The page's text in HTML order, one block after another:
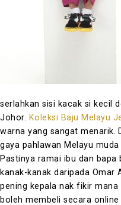
serlahkan sisi kacak si kecil
Johor.
Koleksi Baju Melayu
warna yang sangat menarik.
gaya pahlawan Melayu
Pastinya ramai ibu dan bapa
kanak-kanak daripada Omar
pening kepala nak fikir mana
boleh membeli secara online